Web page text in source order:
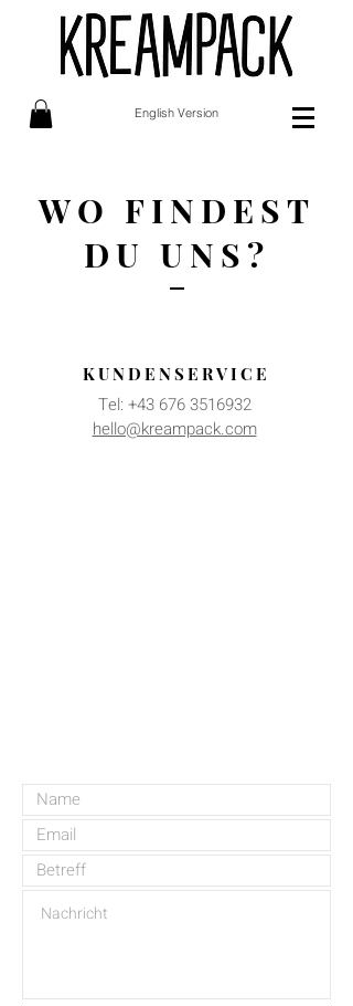
English Version
WO FINDEST
DU UNS?
KUNDENSERVICE
Tel: +43 676 3516932
hello@kreampack.com